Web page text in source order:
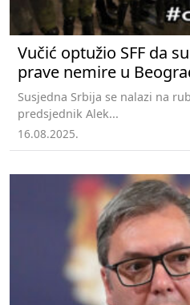
Vučić optužio SFF da
prave nemire u
Susjedna Srbija se nalazi na
predsjednik Alek...
16.08.2025.